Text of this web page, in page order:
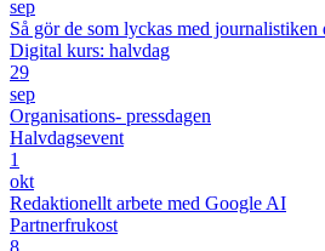
sep
Så gör de som lyckas med journalistiken
Digital kurs: halvdag
29
sep
Organisations- pressdagen
Halvdagsevent
1
okt
Redaktionellt arbete med Google AI
Partnerfrukost
8